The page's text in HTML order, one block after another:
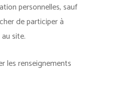
personnelles, sauf
de participer à
site.
les renseignements